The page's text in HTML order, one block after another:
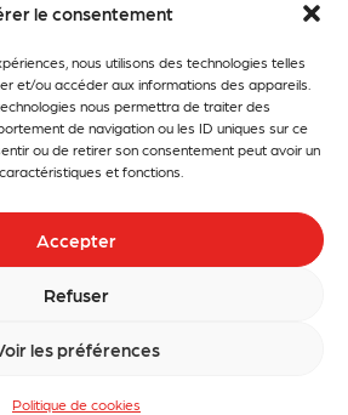
le consentement
nous utilisons des technologies telles
et/ou accéder aux informations des appareils.
nous permettra de traiter des
de navigation ou les ID uniques sur ce
ou de retirer son consentement peut avoir un
et fonctions.
Accepter
Refuser
les préférences
Politique de cookies
Orec
Pubert
Rapid
Snapper
Stihl
Tom
Press